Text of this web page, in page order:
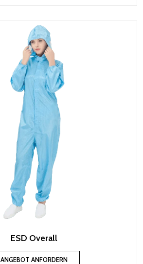
ESD Overall
ANGEBOT ANFORDERN